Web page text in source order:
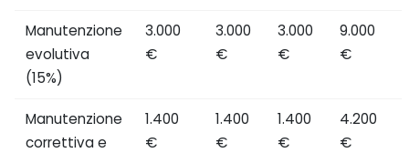
Manutenzione
evolutiva
(15%)
3.000
€
3.000
€
3.000
€
9.000
€
Manutenzione
correttiva e
1.400
€
1.400
€
1.400
€
4.200
€